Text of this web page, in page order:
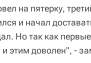
на пятерку,
и начал
Но так как
и этим доволен", -